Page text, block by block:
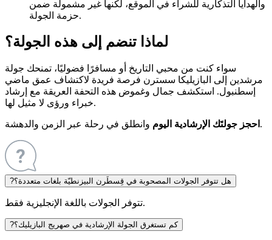
والهدايا التذكارية للشراء في الموقع، لكنها غير مشمولة ضمن
حزمة الجولة.
لماذا تنضم إلى هذه الجولة؟
سواء كنت من محبي التاريخ أو مسافرًا فضوليًا، تمنحك جولة
مرشدين إلى البازيليكا سسترن فرصة فريدة لاكتشاف عمق ماضي
إسطنبول. استكشف جمال وغموض هذه التحفة العريقة مع إرشاد
خبراء ورؤى لا مثيل لها.
احجز جولتَك الإرشادية اليوم وانطلق في رحلة عبر الزمن والدهشة.
?هل تتوفر الجولات المصحوبة في قِسطَرن البيزنطيّة بلغات متعددة؟
تتوفر الجولات باللغة الإنجليزية فقط.
?كم تستغرق الجولة الإرشادية في صهريج البازيليك؟